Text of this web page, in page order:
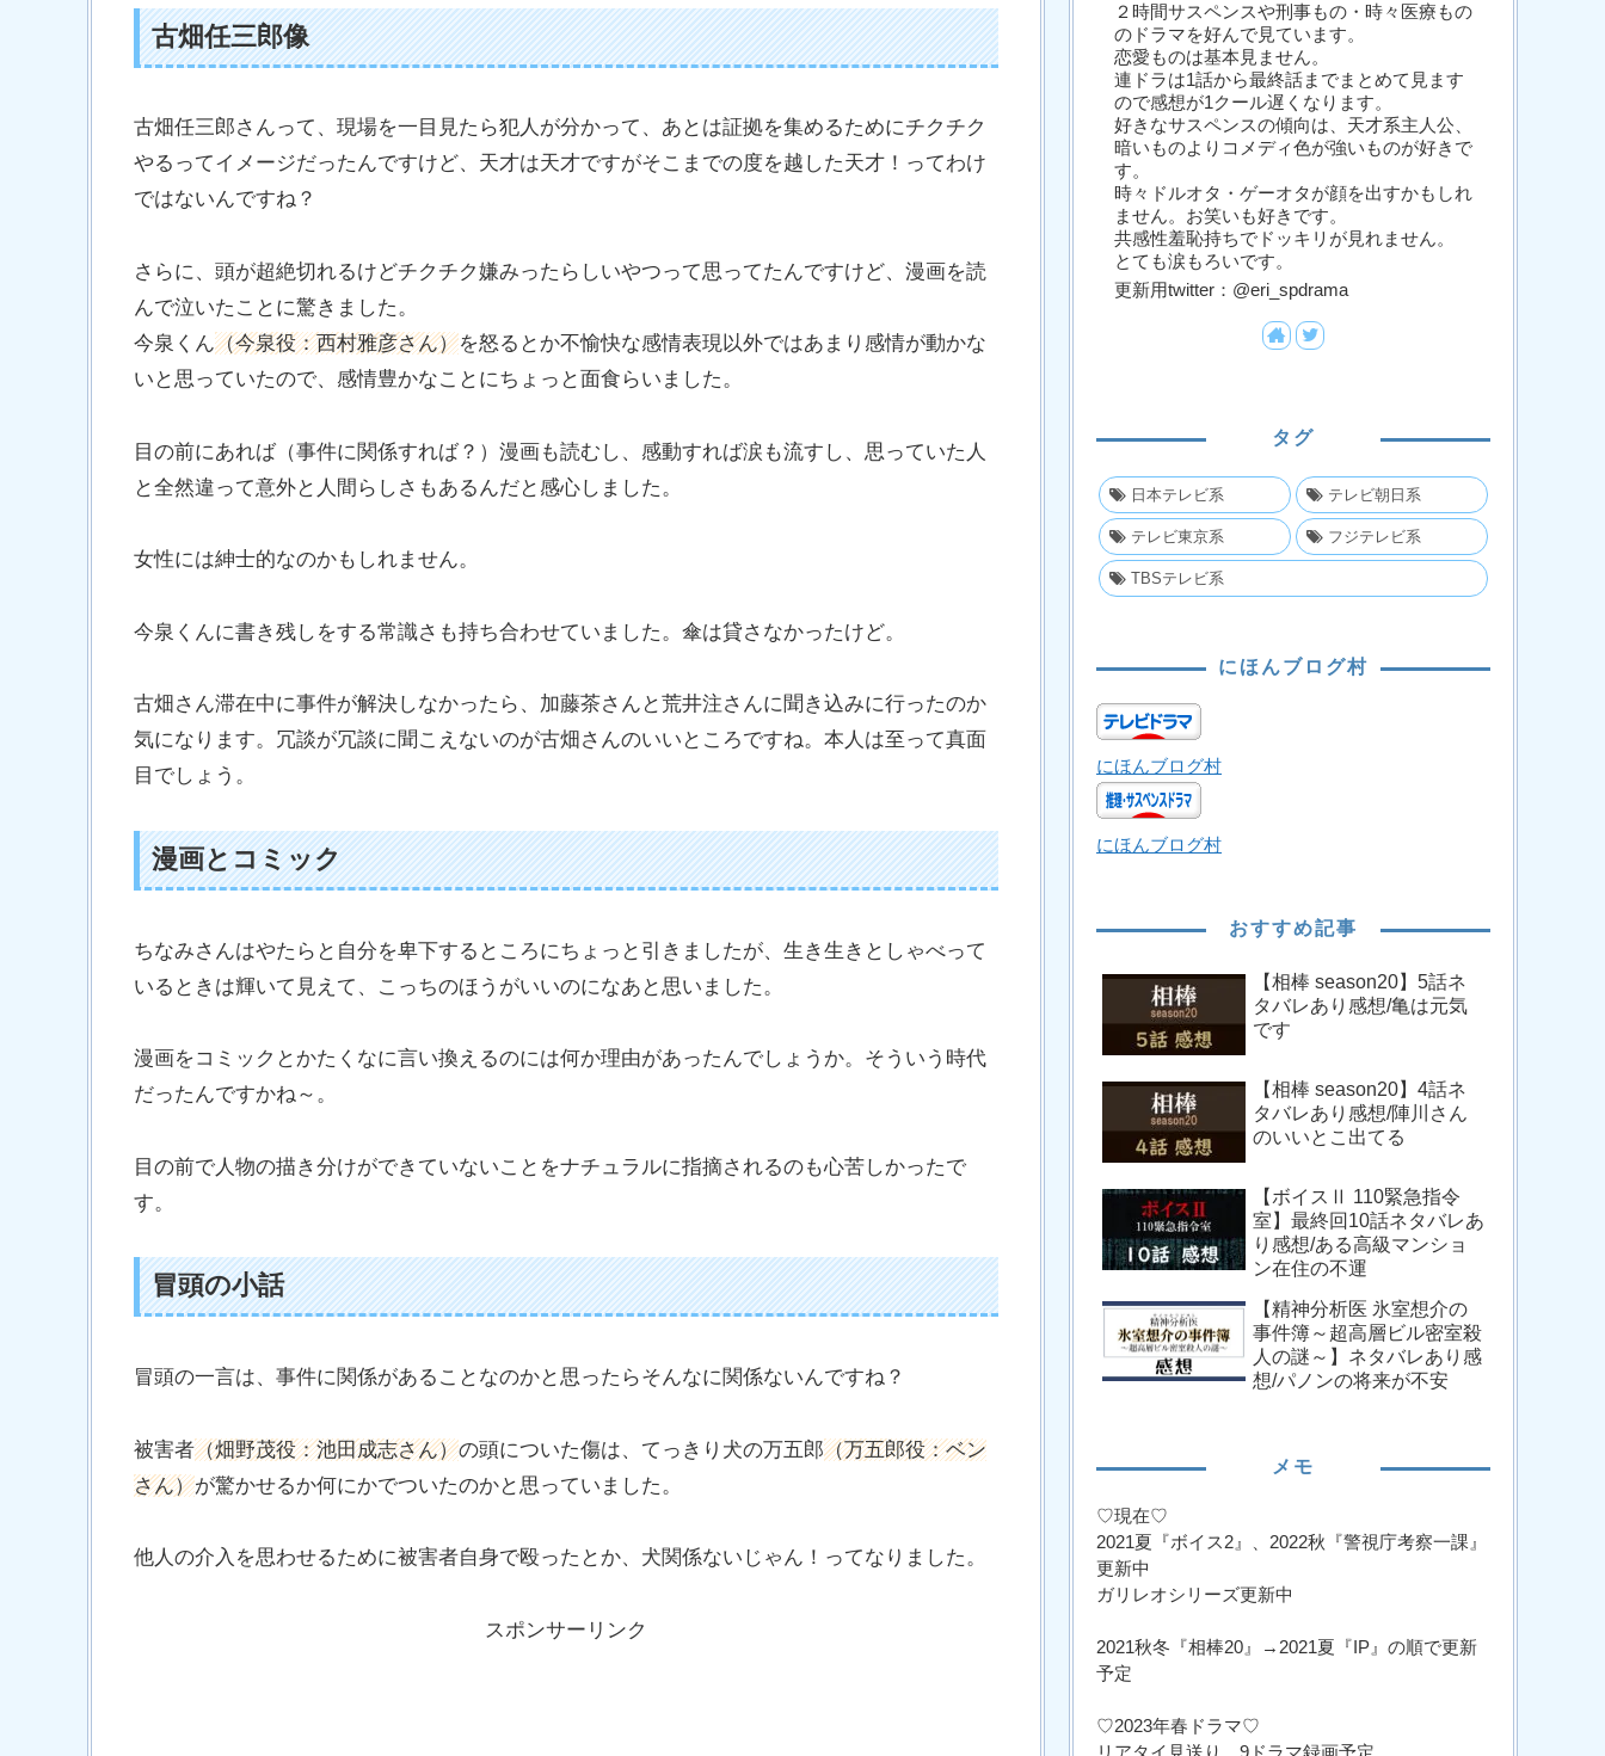
古畑任三郎像
古畑任三郎さんって、現場を一目見たら犯人が分かって、あとは証拠を集めるためにチクチク
やるってイメージだったんですけど、天才は天才ですがそこまでの度を越した天才！ってわけ
ではないんですね？
さらに、頭が超絶切れるけどチクチク嫌みったらしいやつって思ってたんですけど、漫画を読
んで泣いたことに驚きました。
今泉くん（今泉役：西村雅彦さん）を怒るとか不愉快な感情表現以外ではあまり感情が動かな
いと思っていたので、感情豊かなことにちょっと面食らいました。
目の前にあれば（事件に関係すれば？）漫画も読むし、感動すれば涙も流すし、思っていた人
と全然違って意外と人間らしさもあるんだと感心しました。
女性には紳士的なのかもしれません。
今泉くんに書き残しをする常識さも持ち合わせていました。傘は貸さなかったけど。
古畑さん滞在中に事件が解決しなかったら、加藤茶さんと荒井注さんに聞き込みに行ったのか
気になります。冗談が冗談に聞こえないのが古畑さんのいいところですね。本人は至って真面
目でしょう。
漫画とコミック
ちなみさんはやたらと自分を卑下するところにちょっと引きましたが、生き生きとしゃべって
いるときは輝いて見えて、こっちのほうがいいのになあと思いました。
漫画をコミックとかたくなに言い換えるのには何か理由があったんでしょうか。そういう時代
だったんですかね～。
目の前で人物の描き分けができていないことをナチュラルに指摘されるのも心苦しかったで
す。
冒頭の小話
冒頭の一言は、事件に関係があることなのかと思ったらそんなに関係ないんですね？
被害者（畑野茂役：池田成志さん）の頭についた傷は、てっきり犬の万五郎（万五郎役：ベン
さん）が驚かせるか何にかでついたのかと思っていました。
他人の介入を思わせるために被害者自身で殴ったとか、犬関係ないじゃん！ってなりました。
スポンサーリンク
２時間サスペンスや刑事もの・時々医療もの
のドラマを好んで見ています。
恋愛ものは基本見ません。
連ドラは1話から最終話までまとめて見ます
ので感想が1クール遅くなります。
好きなサスペンスの傾向は、天才系主人公、
暗いものよりコメディ色が強いものが好きで
す。
時々ドルオタ・ゲーオタが顔を出すかもしれ
ません。お笑いも好きです。
共感性羞恥持ちでドッキリが見れません。
とても涙もろいです。
更新用twitter：@eri_spdrama
タグ
日本テレビ系 テレビ朝日系
テレビ東京系 フジテレビ系
TBSテレビ系
にほんブログ村
にほんブログ村
にほんブログ村
おすすめ記事
【相棒 season20】5話ネ
タバレあり感想/亀は元気
です
【相棒 season20】4話ネ
タバレあり感想/陣川さん
のいいとこ出てる
【ボイスⅡ 110緊急指令
室】最終回10話ネタバレあ
り感想/ある高級マンショ
ン在住の不運
【精神分析医 氷室想介の
事件簿～超高層ビル密室殺
人の謎～】ネタバレあり感
想/パノンの将来が不安
メモ
♡現在♡
2021夏『ボイス2』、2022秋『警視庁考察一課』
更新中
ガリレオシリーズ更新中
2021秋冬『相棒20』→2021夏『IP』の順で更新
予定
♡2023年春ドラマ♡
リアタイ見送り、9ドラマ録画予定